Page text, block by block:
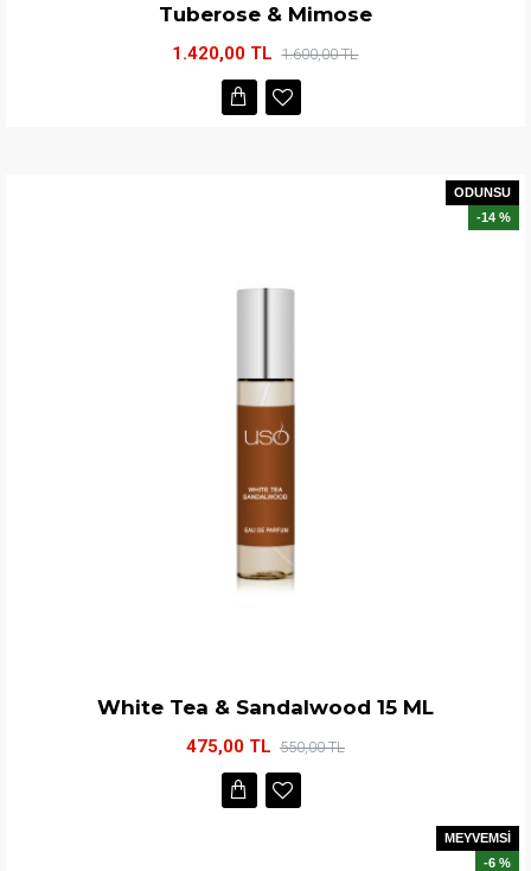
Tuberose & Mimose
1.420,00 TL 1.600,00 TL
ODUNSU
-14 %
White Tea & Sandalwood 15 ML
475,00 TL 550,00 TL
MEYVEMSİ
-6 %